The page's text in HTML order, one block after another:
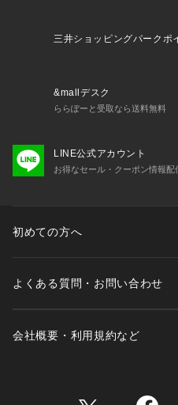
三井ショッピングパークポ
&mallデスク
ららぽーと受取なら送料無料
LINE公式アカウント
お得なセール・クーポン情報配
初めての方へ
よくある質問・お問い合わせ
会社概要・利用規約など